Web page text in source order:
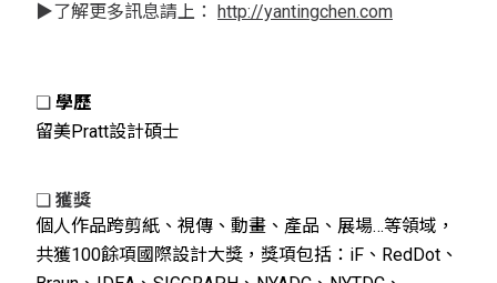
▶了解更多訊息請上： http://yantingchen.com
❏ 學歷
留美Pratt設計碩士
❏ 獲獎
個人作品跨剪紙、視傳、動畫、產品、展場…等領域，
共獲100餘項國際設計大獎，獎項包括：iF、RedDot、